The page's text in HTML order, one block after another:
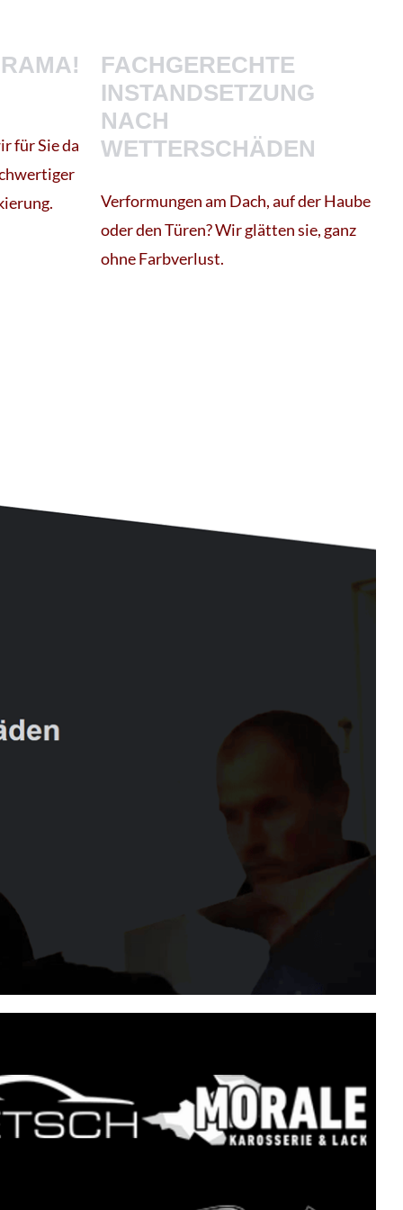
für Sie da
FACHGERECHTE
INSTANDSETZUNG
NACH
WETTERSCHÄDEN
Verformungen am Dach, auf der Haube
oder den Türen? Wir glätten sie, ganz
ohne Farbverlust.